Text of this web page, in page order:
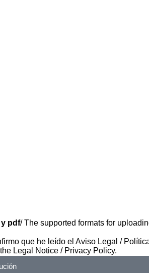
pdf/ The supported formats for
que he leído el Aviso Legal /
Legal Notice / Privacy Policy.